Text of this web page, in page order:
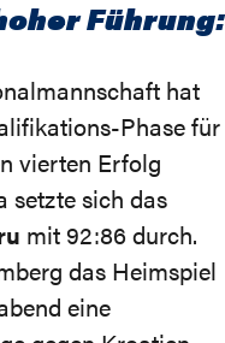
Führung:
hat
Phase für
vierten Erfolg
setzte sich das
mit92:86 durch.
das Heimspiel
eine